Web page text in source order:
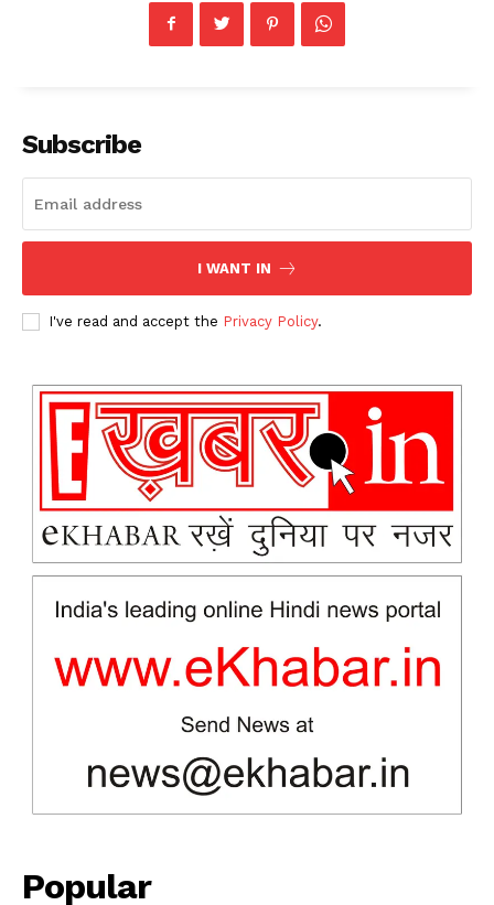
Subscribe
I WANT IN
I've read and accept the Privacy Policy.
Popular